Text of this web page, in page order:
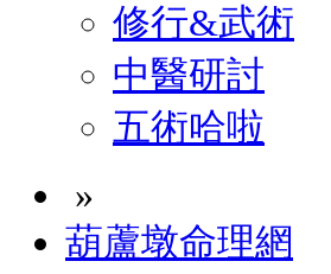
修行&武術
中醫研討
五術哈啦
»
葫蘆墩命理網